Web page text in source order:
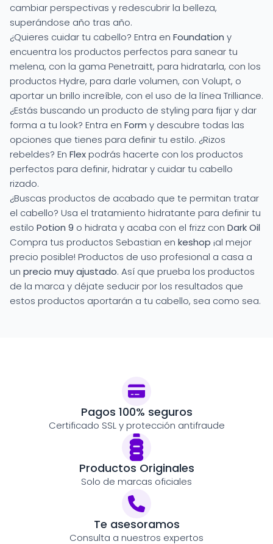
cambiar perspectivas y redescubrir la belleza,
superándose año tras año.
¿Quieres cuidar tu cabello? Entra en Foundation y
encuentra los productos perfectos para sanear tu
melena, con la gama Penetraitt, para hidratarla, con los
productos Hydre, para darle volumen, con Volupt, o
aportar un brillo increíble, con el uso de la línea Trilliance.
¿Estás buscando un producto de styling para fijar y dar
forma a tu look? Entra en Form y descubre todas las
opciones que tienes para definir tu estilo. ¿Rizos
rebeldes? En Flexpodrás hacerte con los productos
perfectos para definir, hidratar y cuidar tu cabello
rizado.
¿Buscas productos de acabado que te permitan tratar
el cabello? Usa el tratamiento hidratante para definir tu
estilo Potion 9 o hidrata y acaba con el frizz con Dark Oil
Compra tus productos Sebastian en keshop ¡al mejor
precio posible! Productos de uso profesional a casa a
un precio muy ajustado. Así que prueba los productos
de la marca y déjate seducir por los resultados que
estos productos aportarán a tu cabello, sea como sea.
Pagos 100% seguros
Certificado SSL y protección antifraude
Productos Originales
Solo de marcas oficiales
Te asesoramos
Consulta a nuestros expertos